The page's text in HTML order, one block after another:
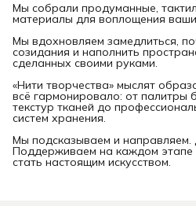
Мы собрали продуманные,
материалы для воплощения
Мы вдохновляем замедлиться,
созидания и наполнить
сделанных своими руками.
«Нити творчества» мыслят
всё гармонировало: от палитры
текстур тканей до
систем хранения.
Мы подсказываем и направляем.
Поддерживаем на каждом этапе
стать настоящим искусством.